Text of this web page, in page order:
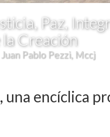
Paz,
la Creación
Pablo Pezzi, Mccj
una encíclica